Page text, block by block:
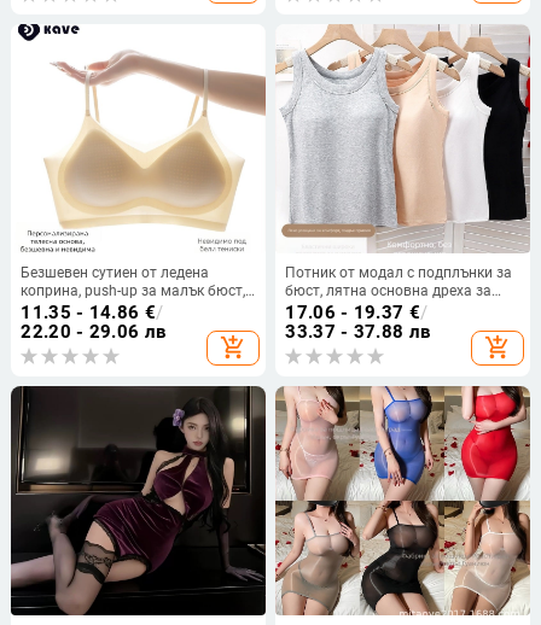
Безшевен сутиен от ледена
коприна, push-up за малък бюст,
летен модел с тънки презрамки
11.35 - 14.86 €/
22.20 - 29.06 лв
add_shopping_cart
Потник от модал с подплънки за
бюст, лятна основна дреха за
носене навън, покрива бюста
17.06 - 19.37 €/
33.37 - 37.88 лв
add_shopping_cart